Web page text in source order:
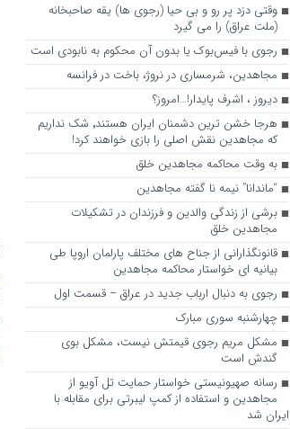
وقتی دزد پر رو و بی حیا (رجوی ها) یقه صاحبخانه
(ملت عراق) را می گیرد
رجوی با فیس‌بوک یا بدون آن محکوم به نابودی است
مجاهدین، شرم‎ساری در نروژ، باخت در فرانسه
ديروز ، اشرف پايدار!…امروز؟
هرجا خشن ترین دشمنان ایران هستند٬ شک نداریم
که مجاهدین نقش اصلی را بازی خواهند کرد!
به وقت محاکمه مجاهدین خلق
“ماندانا” نیمه نا گفته مجاهدین
برشی از زندگی والدین و فرزندان در تشکیلات
مجاهدین خلق
قانونگذارانی از جناح های مختلف پارلمان اروپا طی
بیانیه ای خواستار محاکمه مجاهدین
رجوی به دنبال ارباب جدید در عراق – قسمت اول
چهارشنبه سوری مبارک
مشکل مریم رجوی قیمتش نیست، مشکل بوی
گندش است
رسانه صهیونیستی خواستار حمایت تل آویو از
مجاهدین و استفاده از کمپ لیبرتی برای مقابله با
ایران شد